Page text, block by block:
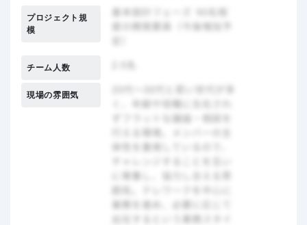
プロジェクト規
模
チーム人数
現場の雰囲気